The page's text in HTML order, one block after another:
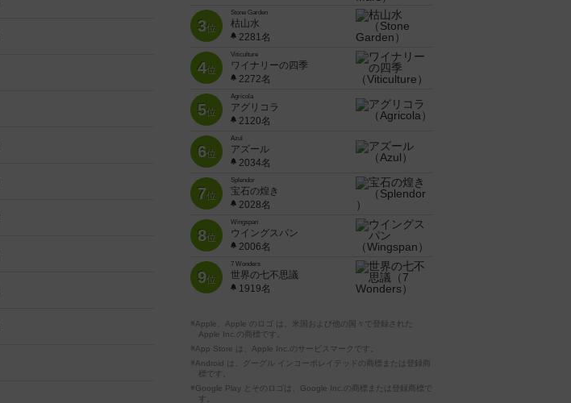
3位
Stone Garden
枯山水
2281名
4位
Viticulture
ワイナリーの四季
2272名
5位
Agricola
アグリコラ
2120名
6位
Azul
アズール
2034名
7位
Splendor
宝石の煌き
2028名
8位
Wingspan
ウイングスパン
2006名
9位
7 Wonders
世界の七不思議
1919名
※Apple、Apple のロゴ は、米国および他の国々で登録された
Apple Inc.の商標です。
※App Store は、Apple Inc.のサービスマークです。
※Android は、グーグル インコーポレイテッドの商標または登録商
標です。
※Google Play とそのロゴは、Google Inc.の商標または登録商標で
す。